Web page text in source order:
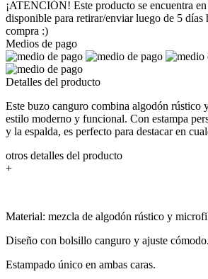
¡ATENCIÓN! Este producto se encuentra
disponible para retirar/enviar luego de 5 días
compra :)
Medios de pago
Detalles del producto
Este buzo canguro combina algodón rústico
estilo moderno y funcional. Con estampa
y la espalda, es perfecto para destacar en
otros detalles del producto
+
Material: mezcla de algodón rústico y
Diseño con bolsillo canguro y ajuste cómodo.
Estampado único en ambas caras.